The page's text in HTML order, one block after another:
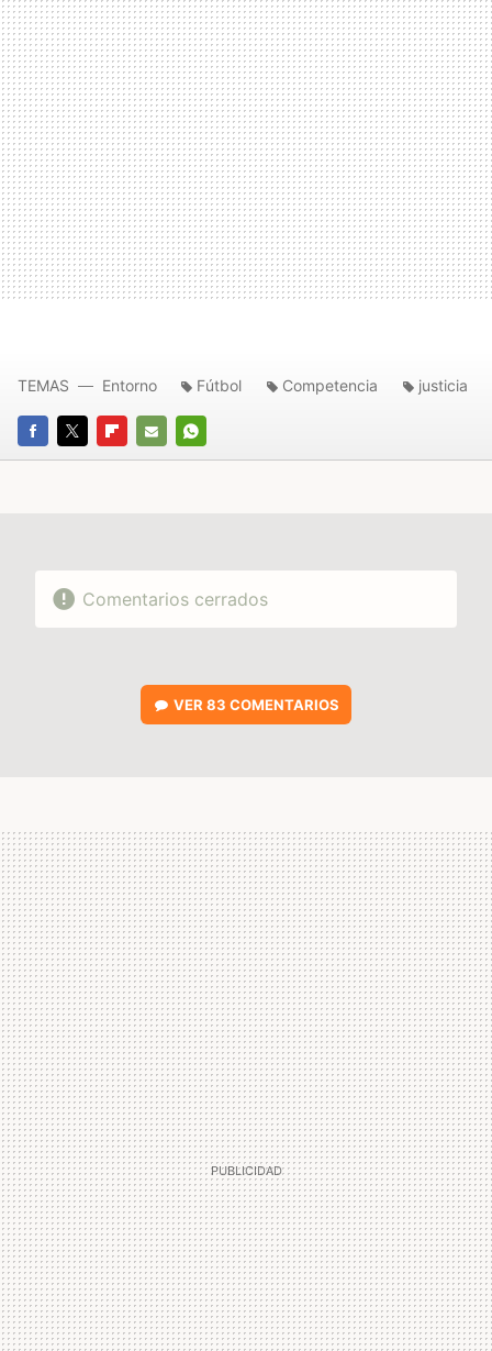
FACEBOOK
TWITTERFLIPBOARD
E-
WHATSAPP
TEMAS Entorno Fútbol Competencia justicia
Comentarios cerrados
VER83 COMENTARIOS